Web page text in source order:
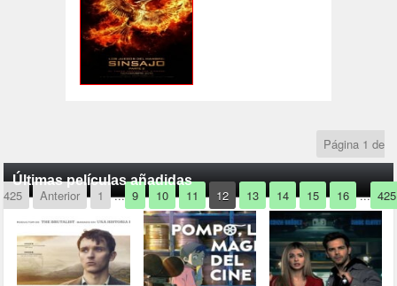
Página 1 de
425 Anterior 1 ... 9 10 11 12 13 14 15 16 ... 425
Últimas películas añadidas